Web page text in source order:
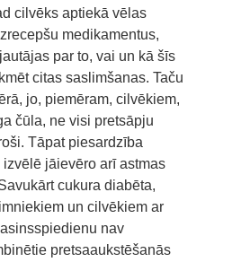
cilvēks aptiekā vēlas
medikamentus,
par to, vai un kā šīs
citas saslimšanas. Taču
jo, piemēram, cilvēkiem,
čūla, ne visi pretsāpju
Tāpat piesardzība
izvēlē jāievēro arī astmas
cukura diabēta,
un cilvēkiem ar
nav
pretsaaukstēšanās